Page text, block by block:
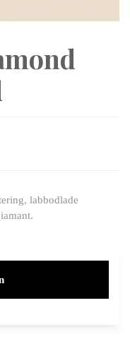
labbodlade